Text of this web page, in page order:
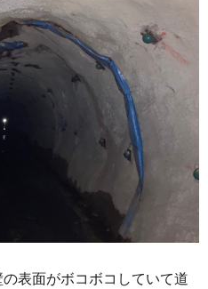
表面がボコボコしていて道